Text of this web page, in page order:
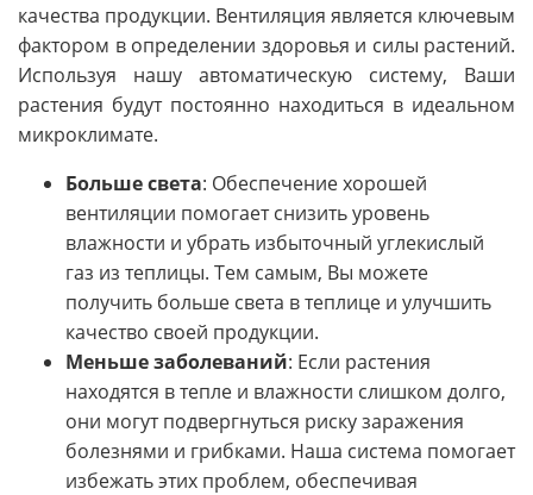
качества продукции. Вентиляция является ключевым
фактором в определении здоровья и силы растений.
Используя нашу автоматическую систему, Ваши
растения будут постоянно находиться в идеальном
микроклимате.
Больше света: Обеспечение хорошей
вентиляции помогает снизить уровень
влажности и убрать избыточный углекислый
газ из теплицы. Тем самым, Вы можете
получить больше света в теплице и улучшить
качество своей продукции.
Меньше заболеваний: Если растения
находятся в тепле и влажности слишком долго,
они могут подвергнуться риску заражения
болезнями и грибками. Наша система помогает
избежать этих проблем, обеспечивая